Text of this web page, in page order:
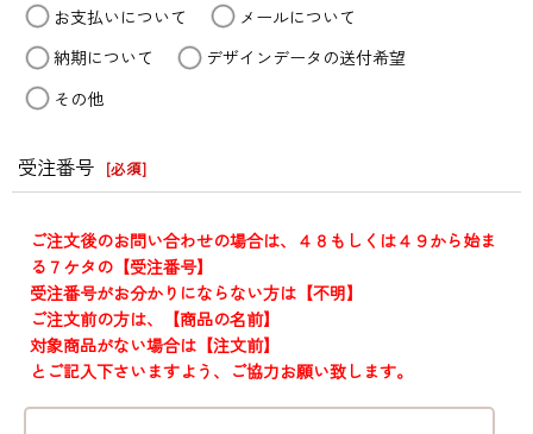
お支払いについて
メールについて
納期について
デザインデータの送付希望
その他
受注番号 [必須]
ご注文後のお問い合わせの場合は、４８もしくは４９から始ま
る７ケタの【受注番号】
受注番号がお分かりにならない方は【不明】
ご注文前の方は、【商品の名前】
対象商品がない場合は【注文前】
とご記入下さいますよう、ご協力お願い致します。